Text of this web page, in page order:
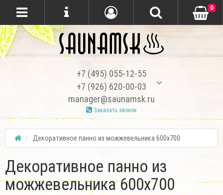
+7 (495) 055-12-55
+7 (926) 620-00-03
manager@saunamsk.ru
Заказать звонок
0
Декоративное панно из можжевельника 600х700
Декоративное панно из
можжевельника 600х700